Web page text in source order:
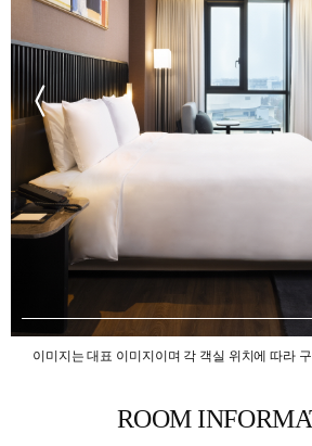
이미지는 대표 이미지이며 각 객실 위치에 따라
ROOM